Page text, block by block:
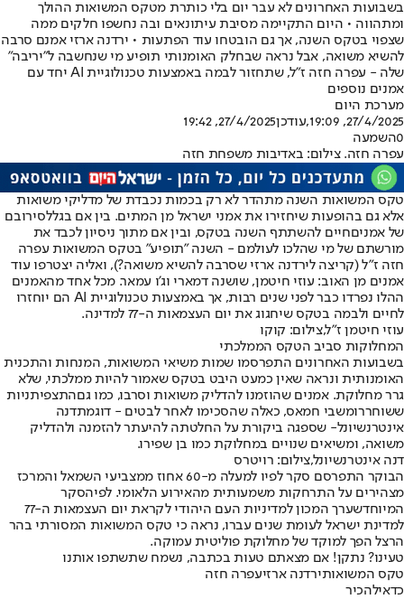
בשבועות האחרונים לא עבר יום בלי כותרת מטקס המשואות ההולך
ומתהווה • היום התקיימה מסיבת עיתונאים ובה נחשפו חלקים ממה
שצפוי בטקס השנה, אך גם הובטחו עוד הפתעות • ירדנה ארזי אמנם סרבה
להשיא משואה, אבל נראה שבחלק האומנותי תופיע מי שנחשבה ל"יריבה"
שלה - עפרה חזה ז"ל, שתחזור לבמה באמצעות טכנולוגיית AI יחד עם
אמנים נוספים
מערכת היום
27/4/2025, 19:09
,עודכן27/4/2025, 19:42
0השמעה
עפרה חזה. צילום: באדיבות משפחת חזה
טקס המשואות השנה מתהדר לא רק בכמות נכבדת של מדליקי משואות
אלא גם בהופעות שיחזירו את אמני ישראל מן המתים. בין אם בגללסירובם
של אמניםחיים להשתתף השנה בטקס, ובין אם מתוך ניסיון לכבד את
מורשתם של מי שהלכו לעולמם - השנה "תופיע" בטקס המשואות עפרה
חזה ז"ל (קריצה לירדנה ארזי שסרבה להשיא משואה?), ואליה יצטרפו עוד
אמנים מן האוב: עוזי חיטמן, שושנה דמארי וג'ו עמאר. מכל אחד מהאמנים
ההלו נפרדו כבר לפני שנים רבות, אך באמצעות טכנולוגיית AI הם יוחזרו
לחיים ולבמה בטקס שיחגוג את יום העצמאות ה-77 למדינה.
עוזי חיטמן ז"ל,צילום: קוקו
המחלוקות סביב הטקס הממלכתי
בשבועות האחרונים התפרסמו שמות משיאי המשואות, המנחות והתכנית
האומנותית ונראה שאין כמעט היבט בטקס שאמור להיות ממלכתי, שלא
גרר מחלוקת. אמנים שהוזמנו להדליק משואות וסרבו, כמו גםהתצפיתניות
ששוחררומשבי חמאס, כאלה שהסכימו לאחר לבטים - דוגמתדנה
אינטרנשיונל- שספגה ביקורת על החלטתה להיעתר להזמנה ולהדליק
משואה, ומשיאים שנויים במחלוקת כמו בן שפירו.
דנה אינטרנשיונל,צילום: רויטרס
הבוקר התפרסם סקר לפיו למעלה מ-60 אחוז ממצביעי השמאל והמרכז
מצהירים על התרחקות משמעותית מהאירוע הלאומי. לפיהסקר
המיוחד
שערך המכון למדיניות העם היהודי לקראת יום העצמאות ה-77
למדינת ישראל לעומת שנים עברו, נראה כי טקס המשואות המסורתי בהר
הרצל הפך למוקד של מחלוקת פוליטית עמוקה.
טעינו? נתקן! אם מצאתם טעות בכתבה, נשמח שתשתפו אותנו
טקס המשואותירדנה ארזיעפרה חזה
כדאילהכיר